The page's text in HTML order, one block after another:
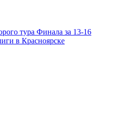
тура Финала за 13-16
в Красноярске